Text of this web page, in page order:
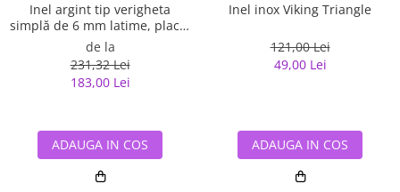
Inel argint tip verigheta
simplă de 6 mm latime, placat
cu rodiu
de la
231,32 Lei
183,00 Lei
ADAUGA IN COS
Inel inox Viking Triangle
121,00 Lei
49,00 Lei
ADAUGA IN COS